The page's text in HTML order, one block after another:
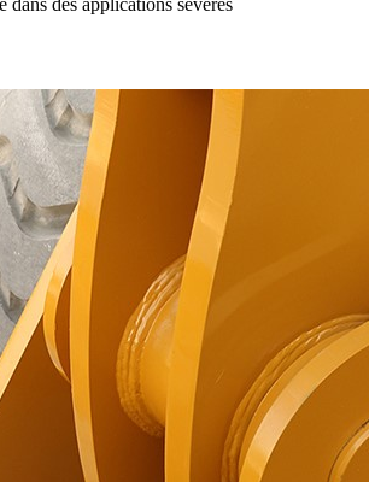
dans des applications sévères